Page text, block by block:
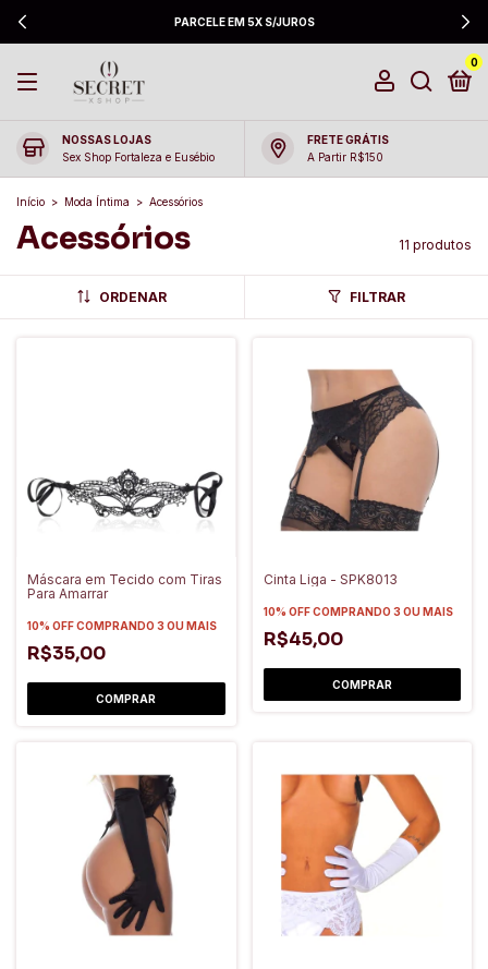
PARCELE EM 5X S/JUROS
0
NOSSAS LOJAS
Sex Shop Fortaleza e Eusébio
FRETE GRÁTIS
A Partir R$150
Início > Moda Íntima > Acessórios
Acessórios 11 produtos
ORDENAR FILTRAR
Máscara em Tecido com Tiras
Para Amarrar
10% OFFCOMPRANDO 3 OU MAIS
R$35,00
Cinta Liga - SPK8013
10% OFF COMPRANDO 3 OU MAIS
R$45,00